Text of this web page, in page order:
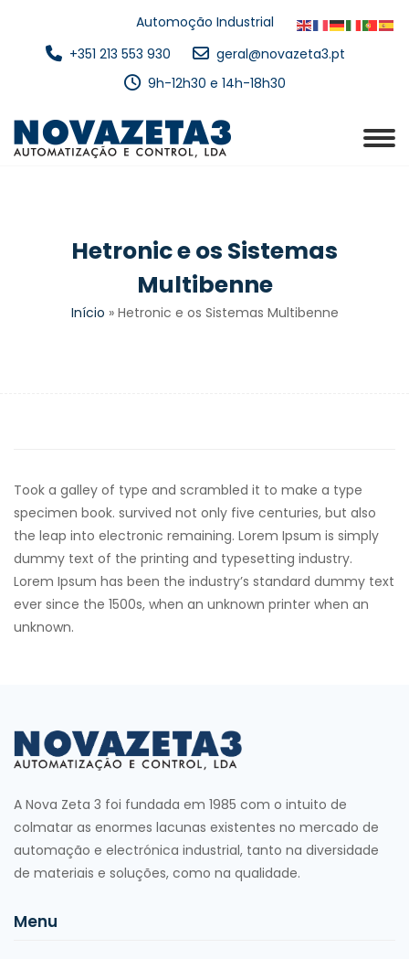
Automoção Industrial
+351 213 553 930
geral@novazeta3.pt
9h-12h30 e 14h-18h30
Hetronic e os Sistemas
Multibenne
Início » Hetronic e os Sistemas Multibenne
Took a galley of type and scrambled it to make a type
specimen book. survived not only five centuries, but also
the leap into electronic remaining. Lorem Ipsum is simply
dummy text of the printing and typesetting industry.
Lorem Ipsum has been the industry’s standard dummy text
ever since the 1500s, when an unknown printer when an
unknown.
A Nova Zeta 3 foi fundada em 1985 com o intuito de
colmatar as enormes lacunas existentes no mercado de
automação e electrónica industrial, tanto na diversidade
de materiais e soluções, como na qualidade.
Menu